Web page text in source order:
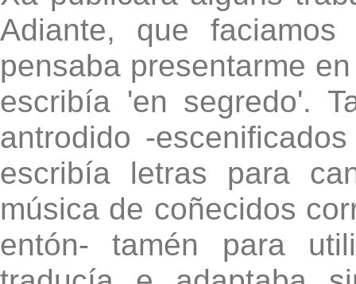
Adiante, que
pensaba presentarme
escribía 'en segredo'.
antrodido -
escribía letras para
música de coñecidos
entón- tamén para